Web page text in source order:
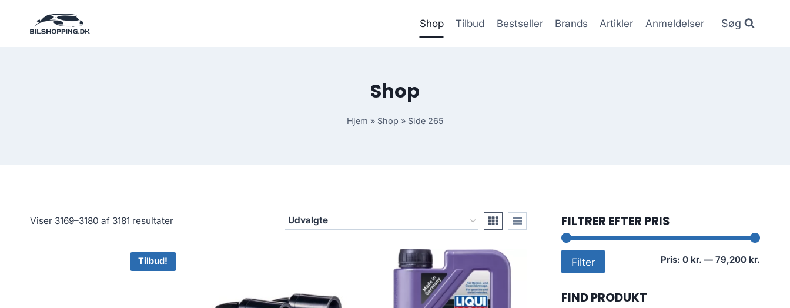
Shop Tilbud Bestseller Brands Artikler Anmeldelser Søg
Shop
Hjem » Shop » Side 265
Viser 3169–3180 af 3181 resultater
Tilbud!
FILTRER EFTER PRIS
Filter Pris: 0 kr. — 79,200 kr.
FIND PRODUKT